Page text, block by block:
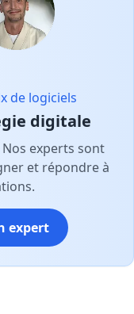
de logiciels
digitale
experts sont
et répondre à
expert